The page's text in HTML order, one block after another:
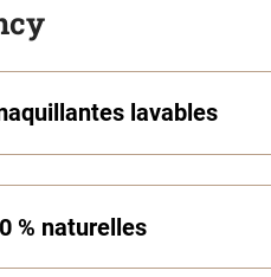
lavables
% naturelles